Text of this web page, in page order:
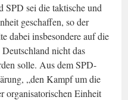
sei die taktische und
geschaffen, so der
dabei insbesondere auf die
nicht das
solle. Aus dem SPD-
„den Kampf um die
organisatorischen Einheit